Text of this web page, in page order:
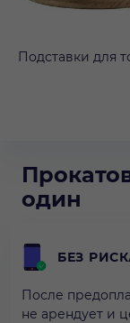
Подставки для
один
БЕЗ
После
не арендует и